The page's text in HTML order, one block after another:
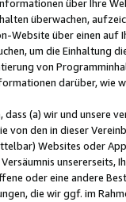
über Ihre
überwachen,
Website über einen
um die Einhaltung
von
darüber, wie
dass (a) wir und
von den in dieser
Websites oder
unsererseits,
oder eine andere
die wir ggf. im